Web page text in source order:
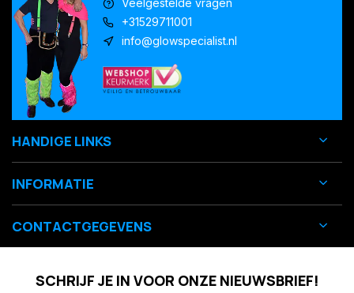
Veelgestelde vragen
+31529711001
info@glowspecialist.nl
HANDIGE LINKS
INFORMATIE
CONTACTGEGEVENS
SCHRIJF JE IN VOOR ONZE NIEUWSBRIEF!